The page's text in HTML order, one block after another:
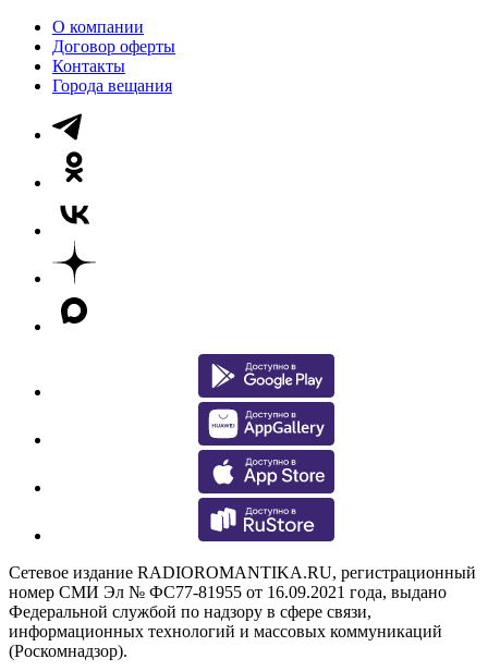
О компании
Договор оферты
Контакты
Города вещания
Сетевое издание RADIOROMANTIKA.RU, регистрационный
номер СМИ Эл № ФС77-81955 от 16.09.2021 года, выдано
Федеральной службой по надзору в сфере связи,
информационных технологий и массовых коммуникаций
(Роскомнадзор).